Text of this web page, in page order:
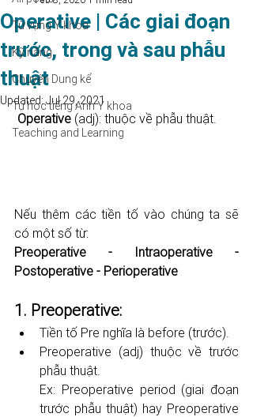
Từ vựng Y khoa
Kỹ năng
Chuyện Dung kể
Tự học tiếng Anh Y khoa
Teaching and Learning
Operative | Các giai đoạn
trước, trong và sau phẫu
thuật
Updated:Jul 29, 2021
Operative (adj): thuộc về phẫu thuật.
Nếu thêm các tiền tố vào chúng ta sẽ
có một số từ:
Preoperative - Intraoperative -
Postoperative - Perioperative
1. Preoperative:
Tiền tố Pre nghĩa là before (trước).
Preoperative (adj) thuộc về trước
phẫu thuật.
Ex: Preoperative period (giai đoạn
trước phẫu thuật) hay Preoperative